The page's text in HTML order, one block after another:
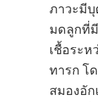
ภาวะมี
มดลูกที่
เชื้อระ
ทารก โ
สมองอั